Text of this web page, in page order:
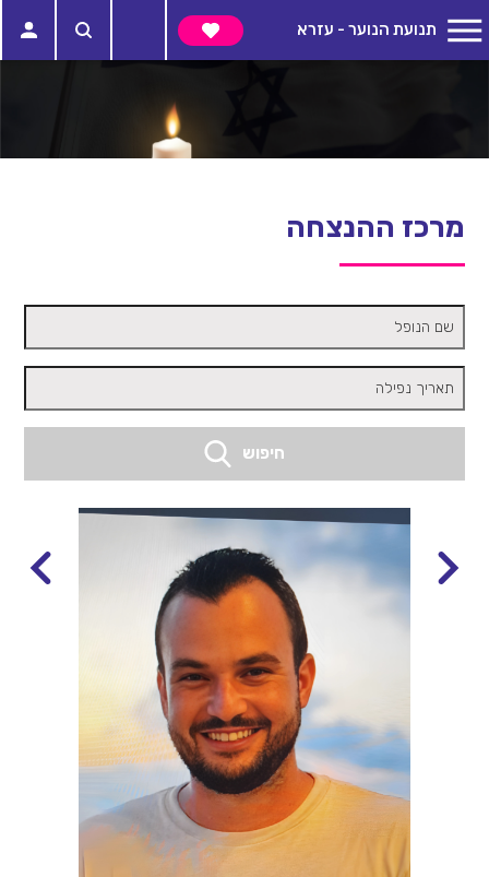
תנועת הנוער - עזרא
מרכז ההנצחה
שם הנופל
תאריך נפילה
חיפוש